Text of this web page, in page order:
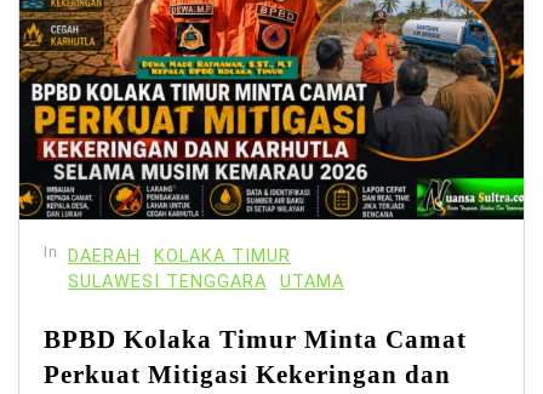
In DAERAH
KOLAKA TIMUR
SULAWESI TENGGARA
UTAMA
BPBD Kolaka Timur Minta Camat
Perkuat Mitigasi Kekeringan dan